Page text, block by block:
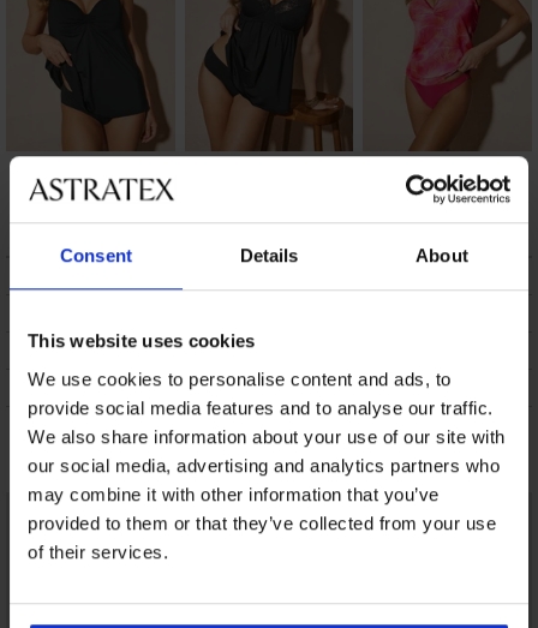
Consent Details About
This website uses cookies
We use cookies to personalise content and ads, to
provide social media features and to analyse our traffic.
We also share information about your use of our site with
our social media, advertising and analytics partners who
may combine it with other information that you’ve
provided to them or that they’ve collected from your use
of their services.
Spacer 3D Black
61,99 €
ZAMJENA
ODRŽAVANJE I PRANJE
Možda će vam se svidjeti